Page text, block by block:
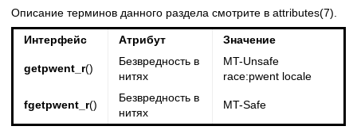
Описание терминов данного раздела смотрите в attributes(7)
Интерфейс Атрибут Значение
getpwent_r()
Безвредность в
нитях
MT-Unsafe
race:pwent locale
fgetpwent_r()
Безвредность в
нитях
MT-Safe